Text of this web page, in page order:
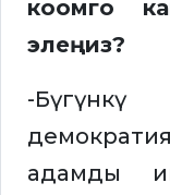
коомго
элеңиз?
-
адамды